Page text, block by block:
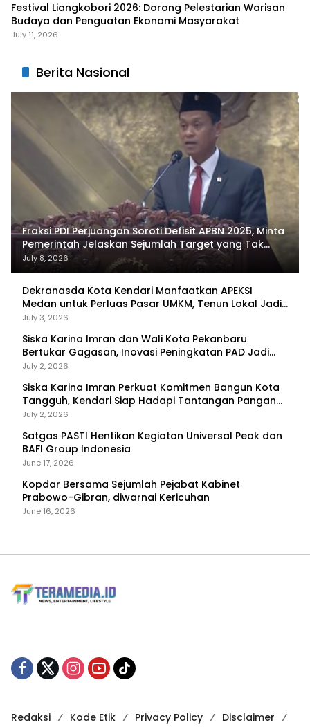
Festival Liangkobori 2026: Dorong Pelestarian Warisan
Budaya dan Penguatan Ekonomi Masyarakat
July 11, 2026
Berita Nasional
Fraksi PDI Perjuangan Soroti Defisit APBN 2025, Minta
Pemerintah Jelaskan Sejumlah Target yang Tak
Tercapai
July 8, 2026
Dekranasda Kota Kendari Manfaatkan APEKSI
Medan untuk Perluas Pasar UMKM, Tenun Lokal Jadi
Primadona
July 3, 2026
Siska Karina Imran dan Wali Kota Pekanbaru
Bertukar Gagasan, Inovasi Peningkatan PAD Jadi
Fokus Diskusi
July 2, 2026
Siska Karina Imran Perkuat Komitmen Bangun Kota
Tangguh, Kendari Siap Hadapi Tantangan Pangan
dan Bencana
July 2, 2026
Satgas PASTI Hentikan Kegiatan Universal Peak dan
BAFI Group Indonesia
June 17, 2026
Kopdar Bersama Sejumlah Pejabat Kabinet
Prabowo-Gibran, diwarnai Kericuhan
June 16, 2026
Redaksi Kode Etik Privacy Policy Disclaimer